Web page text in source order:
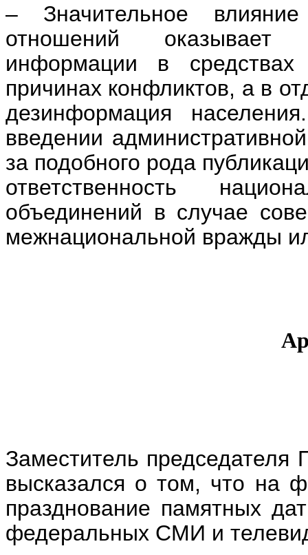
– Значительное
отношений оказывает
информации в
причинах конфликтов, а в
дезинформация
введении
за подобного рода
ответственность
объединений в случае
межнациональной вражды
Заместитель председателя
высказался о том, что на
празднование памятных
федеральных СМИ и